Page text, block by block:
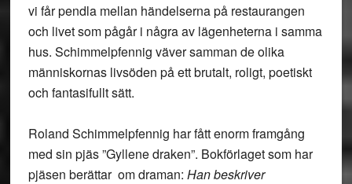
vi får pendla mellan händelserna på restaurangen
och livet som pågår i några av lägenheterna i samma
hus. Schimmelpfennig väver samman de olika
människornas livsöden på ett brutalt, roligt, poetiskt
och fantasifullt sätt.
Roland Schimmelpfennig har fått enorm framgång
med sin pjäs ”Gyllene draken”. Bokförlaget som har
pjäsen berättar om draman: Han beskriver